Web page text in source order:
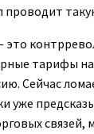
проводит
тарифы на
Сейчас
уже